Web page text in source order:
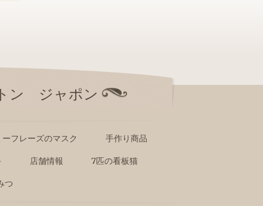
ン ジャポン
ーフレーズのマスク 手作り商品
店舗情報 7匹の看板猫
つ